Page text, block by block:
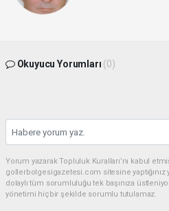
Okuyucu Yorumları (0)
Yorum yazarak Topluluk Kuralları’nı kabul
gollerbolgesigazetesi.com sitesine
dolaylı tüm sorumluluğu tek başınıza
yönetimi hiçbir şekilde sorumlu tutulamaz.